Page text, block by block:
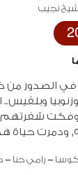
نجيب
الصدور من
وبلقيس..
وفكت شفرتهم
ودمرت حياة
رامي حنا